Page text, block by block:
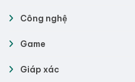
Công nghệ
Game
Giáp xác